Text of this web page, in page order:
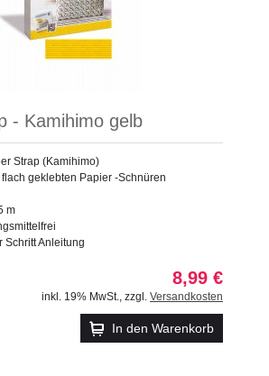
- Kamihimo gelb
Strap (Kamihimo)
geklebten Papier -Schnüren
m
Schritt Anleitung
8,99 €
inkl. 19% MwSt. zzgl. Versandkosten
In den Warenkorb